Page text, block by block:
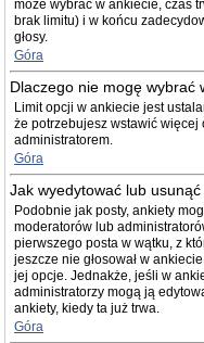
może wybrać w ankiecie, czas
brak limitu) i w końcu
głosy.
Góra
Dlaczego nie mogę wybrać
Limit opcji w ankiecie jest
że potrzebujesz wstawić
administratorem.
Góra
Jak wyedytować lub
Podobnie jak posty, ankiety
moderatorów lub
pierwszego posta w wątku, z
jeszcze nie głosował w
jej opcje. Jednakże, jeśli w
administratorzy mogą ją
ankiety, kiedy ta już trwa.
Góra